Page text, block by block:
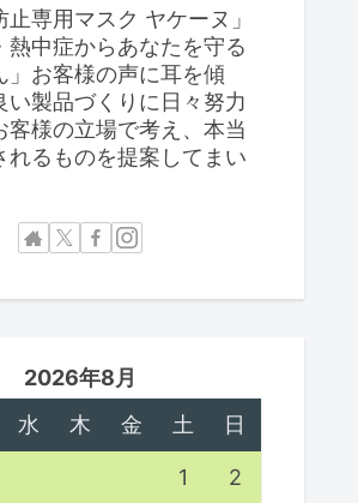
止専用マスク ヤケーヌ」
熱中症からあなたを守る
」お客様の声に耳を傾
い製品づくりに日々努力
客様の立場で考え、本当
れるものを提案してまい
2026年8月
水 木 金 土 日
1 2